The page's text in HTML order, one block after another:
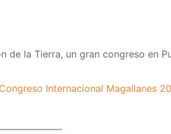
de la Tierra, un gran congreso en
Congreso Internacional Magallanes